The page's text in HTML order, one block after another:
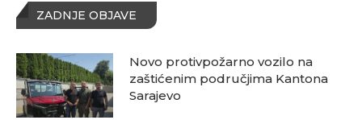
ZADNJE OBJAVE
Novo protivpožarno vozilo na
zaštićenim područjima Kantona
Sarajevo